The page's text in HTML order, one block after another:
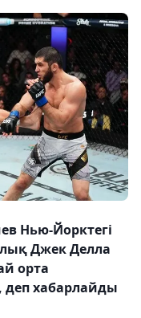
Нью-Йорктегі
Джек Делла
орта
хабарлайды